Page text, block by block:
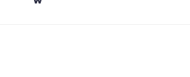
Bursa Osmangazi’nin nabzını Küplüpınar'da